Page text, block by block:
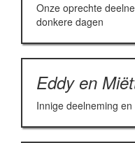
Onze oprechte
donkere dagen
Eddy en
Innige deelneming